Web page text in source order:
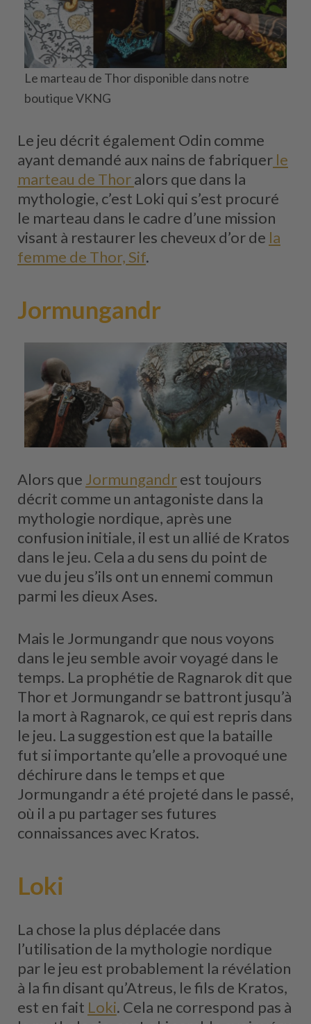
Le marteau de Thor disponible dans notre
boutique VKNG
Le jeu décrit également Odin comme
ayant demandé aux nains de fabriquer le
marteau de Thoralors que dans la
mythologie, c’est Loki qui s’est procuré
le marteau dans le cadre d’une mission
visant à restaurer les cheveux d’or de la
femme de Thor, Sif.
Jormungandr
Alors que Jormungandrest toujours
décrit comme un antagoniste dans la
mythologie nordique, après une
confusion initiale, il est un allié de Kratos
dans le jeu. Cela a du sens du point de
vue du jeu s’ils ont un ennemi commun
parmi les dieux Ases.
Mais le Jormungandr que nous voyons
dans le jeu semble avoir voyagé dans le
temps. La prophétie de Ragnarok dit que
Thor et Jormungandr se battront jusqu’à
la mort à Ragnarok, ce qui est repris dans
le jeu. La suggestion est que la bataille
fut si importante qu’elle a provoqué une
déchirure dans le temps et que
Jormungandr a été projeté dans le passé,
où il a pu partager ses futures
connaissances avec Kratos.
Loki
La chose la plus déplacée dans
l’utilisation de la mythologie nordique
par le jeu est probablement la révélation
à la fin disant qu’Atreus, le fils de Kratos,
est en fait Loki. Cela ne correspond pas à